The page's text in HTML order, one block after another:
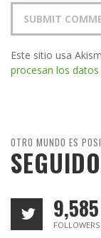
Este sitio usa
procesan los
OTRO MUNDO ES
9,585
FOLLOWERS